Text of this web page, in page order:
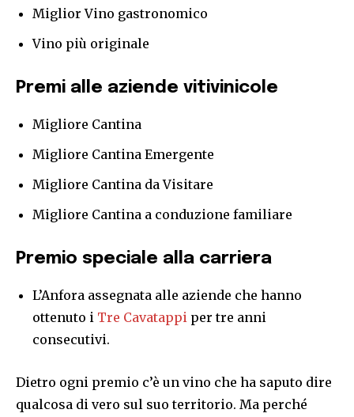
Miglior Vino gastronomico
Vino più originale
Premi alle aziende vitivinicole
Migliore Cantina
Migliore Cantina Emergente
Migliore Cantina da Visitare
Migliore Cantina a conduzione familiare
Premio speciale alla carriera
L’Anfora assegnata alle aziende che hanno
ottenuto i Tre Cavatappi per tre anni
consecutivi.
Dietro ogni premio c’è un vino che ha saputo dire
qualcosa di vero sul suo territorio. Ma perché